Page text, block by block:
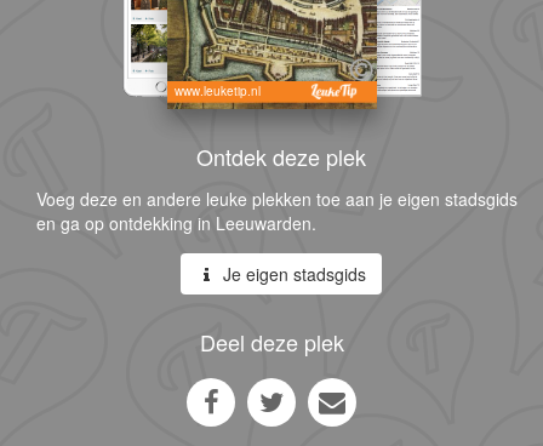
www.leuketip.nl
Ontdek deze plek
Voeg deze en andere leuke plekken toe aan je eigen stadsgids
en ga op ontdekking in Leeuwarden.
Je eigen stadsgids
Deel deze plek